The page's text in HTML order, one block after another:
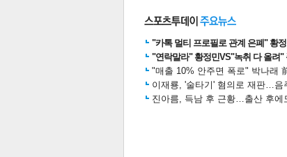
"카톡 멀티 프로필로 관계 은폐" 황
"연락말라" 황정민VS"녹취 다 올려"
"매출 10% 안주면 폭로" 박나래
이재룡, '술타기' 혐의로 재판…음
진아름, 득남 후 근황…출산 후에